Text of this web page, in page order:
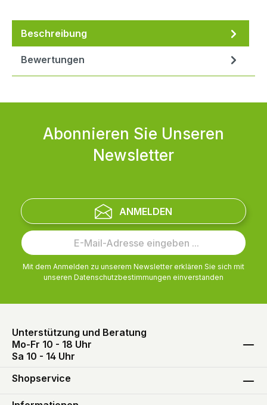
Beschreibung
Bewertungen
Abonnieren Sie Unseren
Newsletter
ANMELDEN
Mit dem Anmelden zu unserem Newsletter erklären Sie sich mit
unseren Datenschutzbestimmungen einverstanden
Unterstützung und Beratung
Mo-Fr 10 - 18 Uhr
Sa 10 - 14 Uhr
Shopservice